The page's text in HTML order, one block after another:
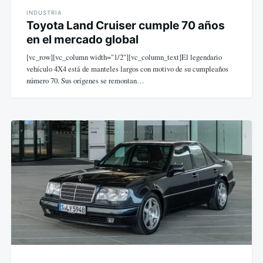
INDUSTRIA
Toyota Land Cruiser cumple 70 años
en el mercado global
[vc_row][vc_column width="1/2"][vc_column_text]El legendario
vehículo 4X4 está de manteles largos con motivo de su cumpleaños
número 70. Sus orígenes se remontan…